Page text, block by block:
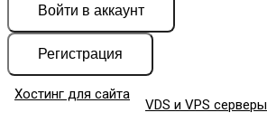
Войти в аккаунт
Регистрация
Хостинг для сайта
VDS и VPS серверы